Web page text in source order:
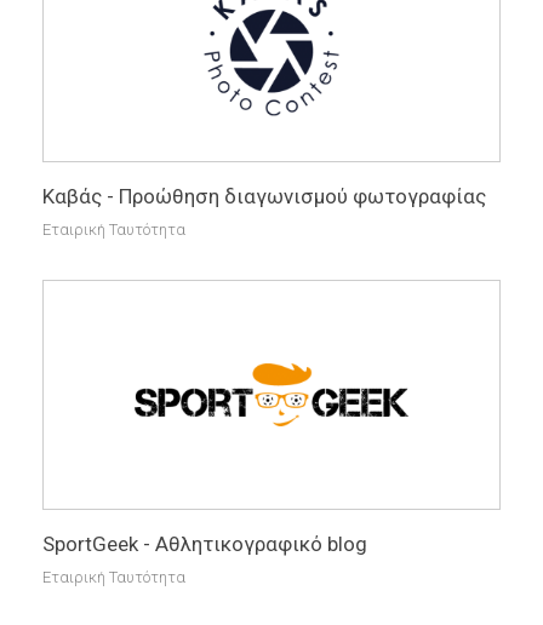
Καβάς - Προώθηση διαγωνισμού φωτογραφίας
Εταιρική Ταυτότητα
SportGeek - Αθλητικογραφικό blog
Εταιρική Ταυτότητα